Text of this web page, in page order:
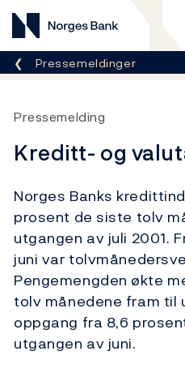
Norges Bank
Her er du nå:
Pressemeldinger
Pressemelding
Kreditt- og
Norges Banks
prosent de siste tolv
utgangen av juli 2001.
juni var
Pengemengden økte
tolv månedene fram til
oppgang fra 8,6
utgangen av juni.